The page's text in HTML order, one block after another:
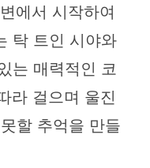
에서 시작하여
탁 트인 시야와
는 매력적인 코
라 걸으며 울진
할 추억을 만들